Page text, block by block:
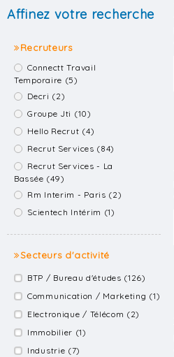
Affinez votre recherche
Recruteurs
Connectt Travail
Temporaire (5)
Decri (2)
Groupe Jti (10)
Hello Recrut (4)
Recrut Services (84)
Recrut Services - La
Bassée (49)
Rm Interim - Paris (2)
Scientech Intérim (1)
Secteurs d'activité
BTP / Bureau d'études (126)
Communication / Marketing (1)
Electronique / Télécom (2)
Immobilier (1)
Industrie (7)